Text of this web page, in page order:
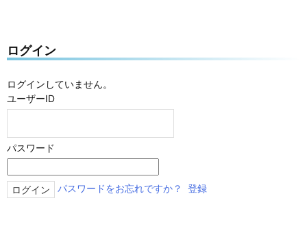
ログイン
ログインしていません。
ユーザーID
パスワード
パスワードをお忘れですか？ 登録